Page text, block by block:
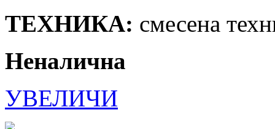
ТЕХНИКА: смесена
Неналична
УВЕЛИЧИ